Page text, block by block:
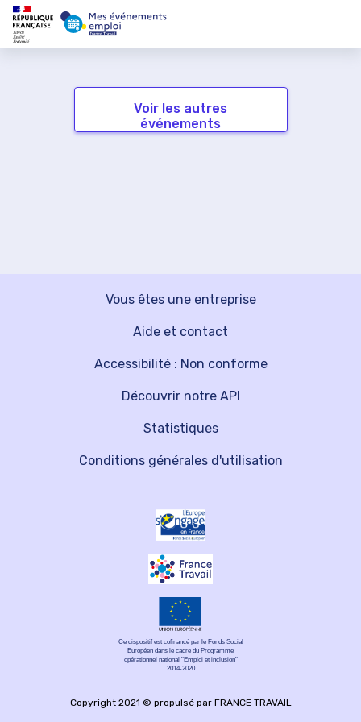
Voir les autres
événements
Vous êtes une entreprise
Découvrir notre API
Aide et contact
Statistiques
Accessibilité : Non conforme
Conditions générales d'utilisation
Ce dispositif est cofinancé par le Fonds Social
Européen dans le cadre du Programme
opérationnel national "Emploi et inclusion"
2014-2020
Copyright 2021 © propulsé par FRANCE TRAVAIL